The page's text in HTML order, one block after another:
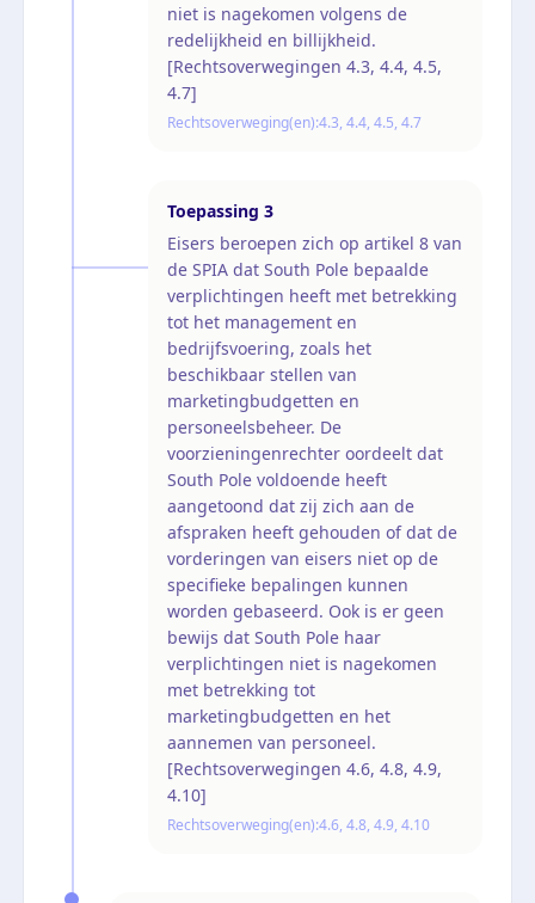
niet is nagekomen volgens de
redelijkheid en billijkheid.
[Rechtsoverwegingen 4.3, 4.4, 4.5,
4.7]
Rechtsoverweging(en):4.3, 4.4, 4.5, 4.7
Toepassing 3
Eisers beroepen zich op artikel 8 van
de SPIA dat South Pole bepaalde
verplichtingen heeft met betrekking
tot het management en
bedrijfsvoering, zoals het
beschikbaar stellen van
marketingbudgetten en
personeelsbeheer. De
voorzieningenrechter oordeelt dat
South Pole voldoende heeft
aangetoond dat zij zich aan de
afspraken heeft gehouden of dat de
vorderingen van eisers niet op de
specifieke bepalingen kunnen
worden gebaseerd. Ook is er geen
bewijs dat South Pole haar
verplichtingen niet is nagekomen
met betrekking tot
marketingbudgetten en het
aannemen van personeel.
[Rechtsoverwegingen 4.6, 4.8, 4.9,
4.10]
Rechtsoverweging(en):4.6, 4.8, 4.9, 4.10